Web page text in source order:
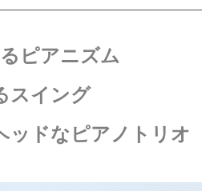
ピアニズム
スイング
ッドなピアノトリオ